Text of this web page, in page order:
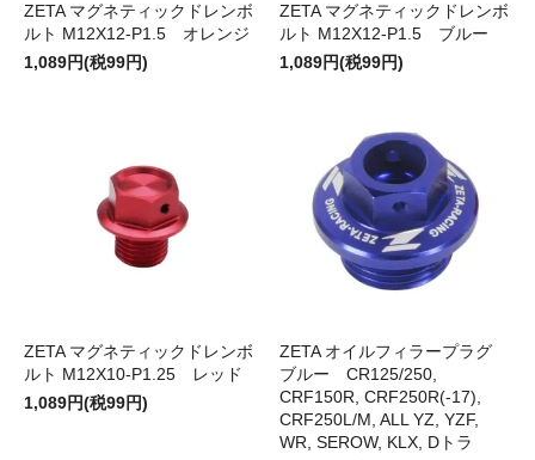
ZETA マグネティックドレンボ
ルト M12X12-P1.5 オレンジ
1,089円(税99円)
ZETA マグネティックドレンボ
ルト M12X12-P1.5 ブルー
1,089円(税99円)
ZETA マグネティックドレンボ
ルト M12X10-P1.25 レッド
1,089円(税99円)
ZETA オイルフィラープラグ
ブルー CR125/250,
CRF150R, CRF250R(-17),
CRF250L/M, ALL YZ, YZF,
WR, SEROW, KLX, Dトラ